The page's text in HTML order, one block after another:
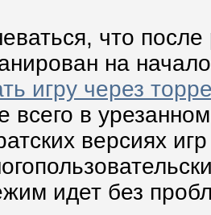
что
на
игру через
всего в
версиях
идет без